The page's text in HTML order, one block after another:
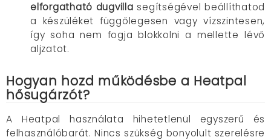
elforgatható dugvilla segítségével beállíthatod
a készüléket függőlegesen vagy vízszintesen,
így soha nem fogja blokkolni a mellette lévő
aljzatot.
Hogyan hozd működésbe a Heatpal
hősugárzót?
A Heatpal használata hihetetlenül egyszerű és
felhasználóbarát. Nincs szükség bonyolult szerelésre